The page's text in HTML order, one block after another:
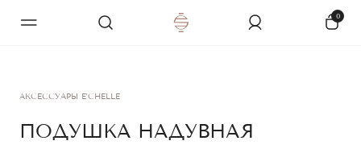
0
АКСЕССУАРЫ E'CHELLE
ПОДУШКА НАДУВНАЯ